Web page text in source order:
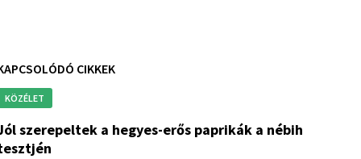
CIKKEK
KÖZÉLET
a nébih